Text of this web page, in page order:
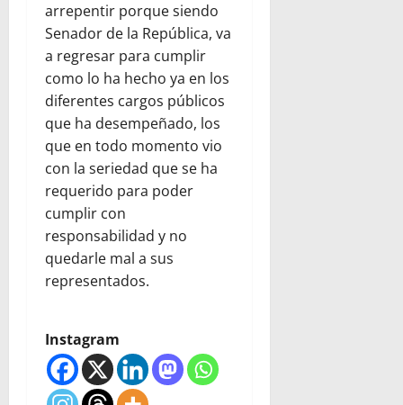
arrepentir porque siendo
Senador de la República, va
a regresar para cumplir
como lo ha hecho ya en los
diferentes cargos públicos
que ha desempeñado, los
que en todo momento vio
con la seriedad que se ha
requerido para poder
cumplir con
responsabilidad y no
quedarle mal a sus
representados.
Instagram